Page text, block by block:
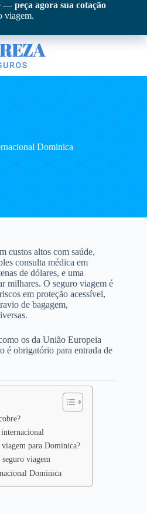
— peça agora sua cotação
viagem.
Dominica
custos altos com saúde,
consulta médica em
de dólares, e uma
milhares. O seguro viagem é
em proteção acessível,
de bagagem,
os da União Europeia
é obrigatório para entrada de
para Dominica?
viagem
Dominica